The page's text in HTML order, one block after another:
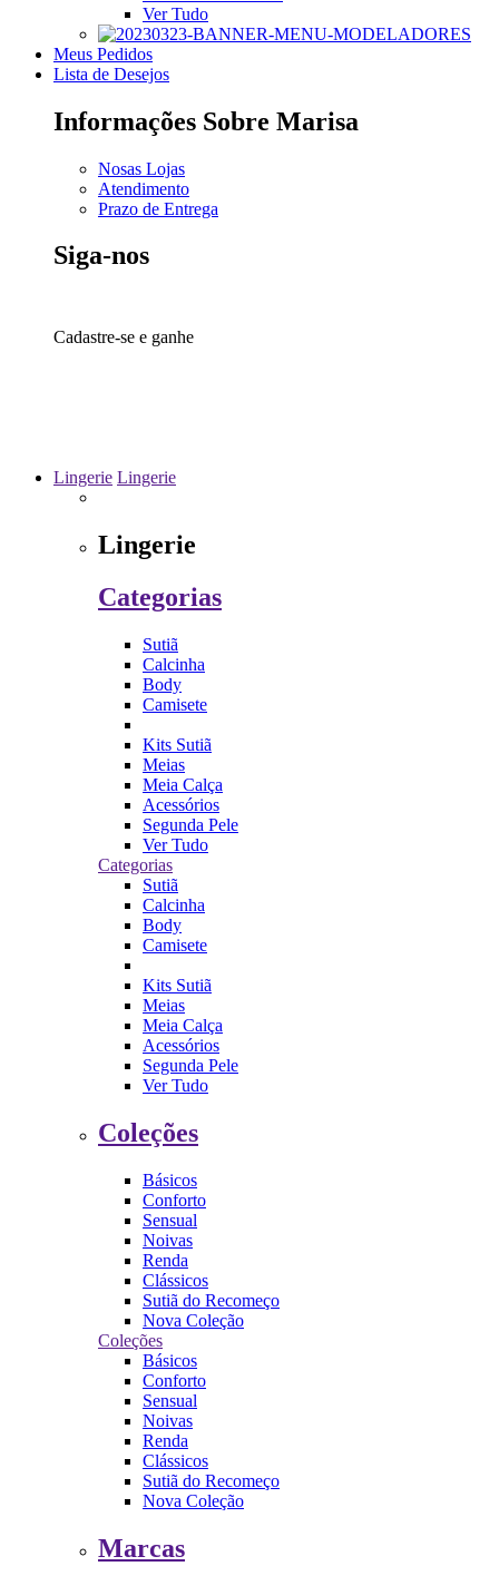
Ver Tudo
Meus Pedidos
Lista de Desejos
Informações Sobre Marisa
Nosas Lojas
Atendimento
Prazo de Entrega
Siga-nos
Cadastre-se e ganhe
Lingerie Lingerie
Lingerie
Categorias
Sutiã
Calcinha
Body
Camisete
Kits Sutiã
Meias
Meia Calça
Acessórios
Segunda Pele
Ver Tudo
Categorias
Sutiã
Calcinha
Body
Camisete
Kits Sutiã
Meias
Meia Calça
Acessórios
Segunda Pele
Ver Tudo
Coleções
Básicos
Conforto
Sensual
Noivas
Renda
Clássicos
Sutiã do Recomeço
Nova Coleção
Coleções
Básicos
Conforto
Sensual
Noivas
Renda
Clássicos
Sutiã do Recomeço
Nova Coleção
Marcas